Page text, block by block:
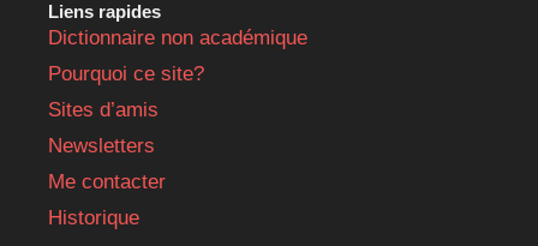
Liens rapides
Dictionnaire non académique
Pourquoi ce site?
Sites d’amis
Newsletters
Me contacter
Historique